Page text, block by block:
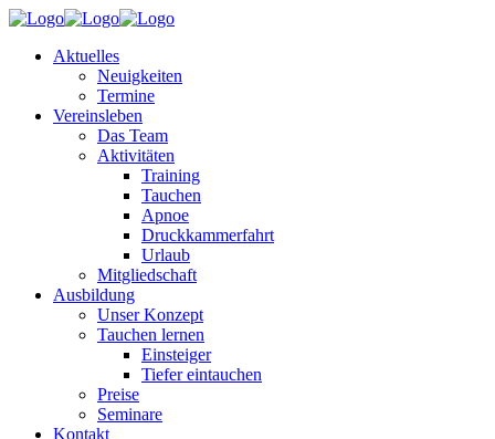
Aktuelles
Neuigkeiten
Termine
Vereinsleben
Das Team
Aktivitäten
Training
Tauchen
Apnoe
Druckkammerfahrt
Urlaub
Mitgliedschaft
Ausbildung
Unser Konzept
Tauchen lernen
Einsteiger
Tiefer eintauchen
Preise
Seminare
Kontakt